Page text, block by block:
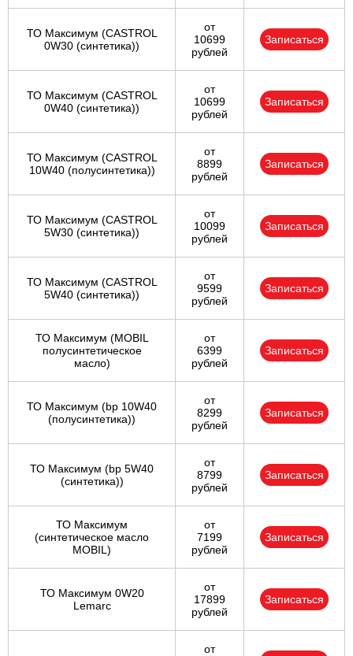
ТО Максимум (CASTROL
0W30 (синтетика))
от
10699
рублей
Записаться
ТО Максимум (CASTROL
0W40 (синтетика))
от
10699
рублей
Записаться
ТО Максимум (CASTROL
10W40 (полусинтетика))
от
8899
рублей
Записаться
ТО Максимум (CASTROL
5W30 (синтетика))
от
10099
рублей
Записаться
ТО Максимум (CASTROL
5W40 (синтетика))
от
9599
рублей
Записаться
ТО Максимум (MOBIL
полуcинтетическое
масло)
от
6399
рублей
Записаться
ТО Максимум (bp 10W40
(полусинтетика))
от
8299
рублей
Записаться
ТО Максимум (bp 5W40
(синтетика))
от
8799
рублей
Записаться
ТО Максимум
(cинтетическое масло
MOBIL)
от
7199
рублей
Записаться
ТО Максимум 0W20
Lemarc
от
17899
рублей
Записаться
от